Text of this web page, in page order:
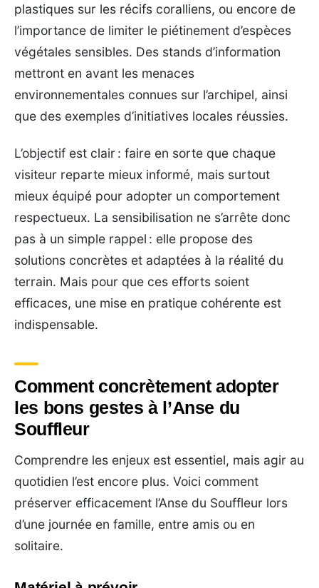
plastiques sur les récifs coralliens, ou encore de
l’importance de limiter le piétinement d’espèces
végétales sensibles. Des stands d’information
mettront en avant les menaces
environnementales connues sur l’archipel, ainsi
que des exemples d’initiatives locales réussies.
L’objectif est clair : faire en sorte que chaque
visiteur reparte mieux informé, mais surtout
mieux équipé pour adopter un comportement
respectueux. La sensibilisation ne s’arrête donc
pas à un simple rappel : elle propose des
solutions concrètes et adaptées à la réalité du
terrain. Mais pour que ces efforts soient
efficaces, une mise en pratique cohérente est
indispensable.
Comment concrètement adopter
les bons gestes à l’Anse du
Souffleur
Comprendre les enjeux est essentiel, mais agir au
quotidien l’est encore plus. Voici comment
préserver efficacement l’Anse du Souffleur lors
d’une journée en famille, entre amis ou en
solitaire.